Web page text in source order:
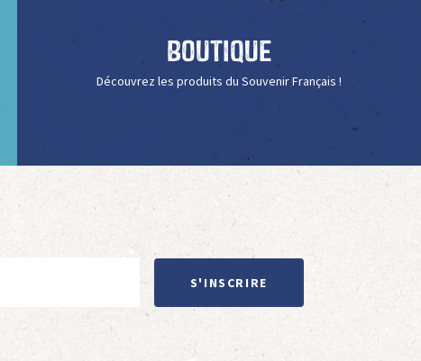
Boutique
Découvrez les produits du Souvenir Français !
S'INSCRIRE